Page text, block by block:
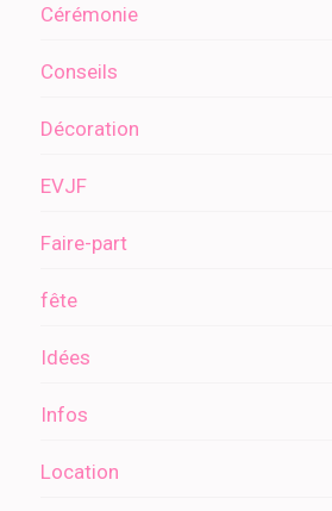
Cérémonie
Conseils
Décoration
EVJF
Faire-part
fête
Idées
Infos
Location